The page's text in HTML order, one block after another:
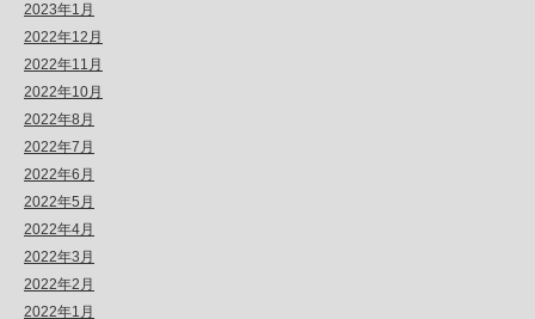
2023年1月
2022年12月
2022年11月
2022年10月
2022年8月
2022年7月
2022年6月
2022年5月
2022年4月
2022年3月
2022年2月
2022年1月